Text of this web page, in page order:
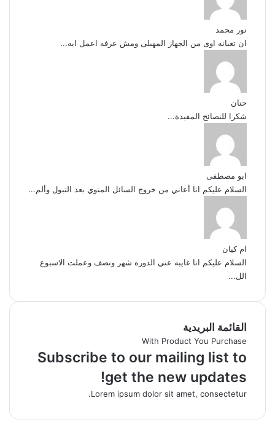
نور محمد
ان تعبانه اوى من الجهاز المهبلى ومش عرفه اعمل ايه...
حنان
شكرا للنصائح المفيدة...
ابو مصطفى
السلام عليكم انا أعاني من خروج السائل المنوي بعد التبول وألم...
ام كيان
السلام عليكم انا غايبه عني الدوره شهر ونصف وعملت الاسبوع
الل...
القائمة البريدية
With Product You Purchase
Subscribe to our mailing list to
get the new updates!
Lorem ipsum dolor sit amet, consectetur.